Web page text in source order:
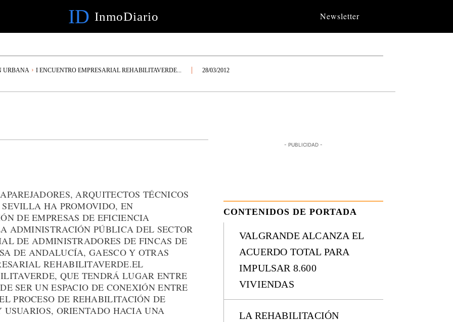
ID InmoDiario Newsletter
URBANA I ENCUENTRO EMPRESARIAL REHABILITAVERDE... 28/03/2012
ARQUITECTOS TÉCNICOS
HA PROMOVIDO, EN
DE EMPRESAS DE EFICIENCIA
ADMINISTRACIÓN PÚBLICA DEL SECTOR
DE ADMINISTRADORES DE FINCAS DE
DE ANDALUCÍA, GAESCO Y OTRAS
REHABILITAVERDE.EL
QUE TENDRÁ LUGAR ENTRE
SER UN ESPACIO DE CONEXIÓN ENTRE
PROCESO DE REHABILITACIÓN DE
USUARIOS, ORIENTADO HACIA UNA
- PUBLICIDAD -
CONTENIDOS DE PORTADA
VALGRANDE ALCANZA EL
ACUERDO TOTAL PARA
IMPULSAR 8.600
VIVIENDAS
LA REHABILITACIÓN